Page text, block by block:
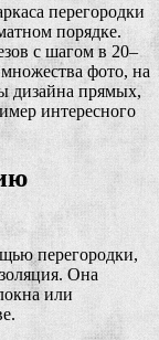
перегородки
порядке.
с шагом в 20–
фото, на
дизайна прямых,
интересного
перегородки,
Она
или